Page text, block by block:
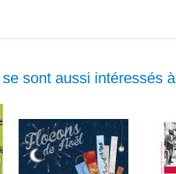
sont aussi intéressés à